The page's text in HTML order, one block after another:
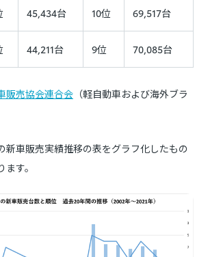
45,434台 10位 69,517台
44,211台 9位 70,085台
販売協会連合会 （軽自動車および海外ブラ
新車販売実績推移の表をグラフ化したもの
す。